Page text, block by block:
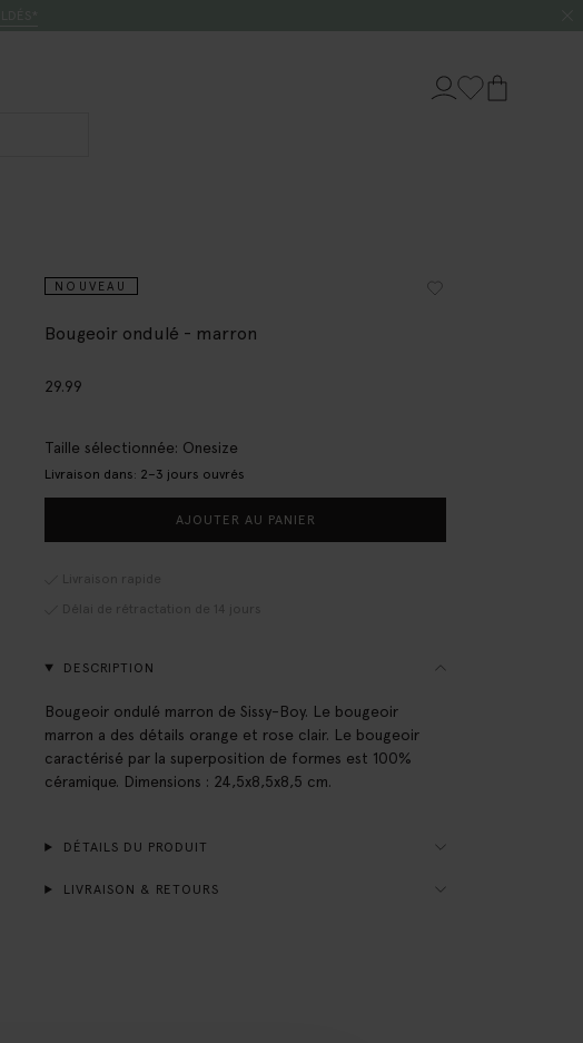
NOUVEAU
Bougeoir ondulé - marron
29.99
Taille sélectionnée: Onesize
Livraison dans: 2–3 jours ouvrés
AJOUTER AU PANIER
Livraison rapide
Délai de rétractation de 14 jours
DESCRIPTION
Bougeoir ondulé marron de Sissy-Boy. Le bougeoir
marron a des détails orange et rose clair. Le bougeoir
caractérisé par la superposition de formes est 100%
céramique. Dimensions : 24,5x8,5x8,5 cm.
DÉTAILS DU PRODUIT
LIVRAISON & RETOURS